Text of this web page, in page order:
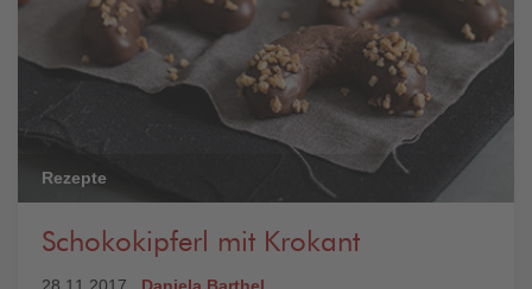
Rezepte
Schokokipferl mit Krokant